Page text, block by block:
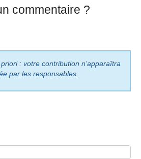
commentaire ?
: votre contribution n’apparaîtra
par les responsables.